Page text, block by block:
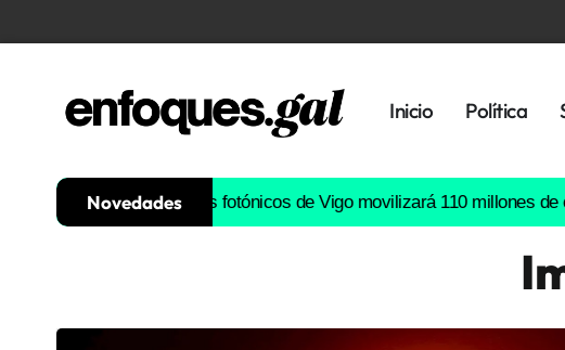
Inicio Política
Histórica
Novedades
semiconductores fotónicos de Vigo movilizará 110 millones de euros